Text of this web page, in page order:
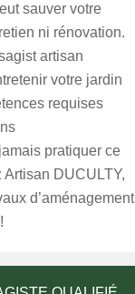
sauver votre
ni rénovation.
artisan
votre jardin
requises
pratiquer ce
DUCULTY,
d’aménagement